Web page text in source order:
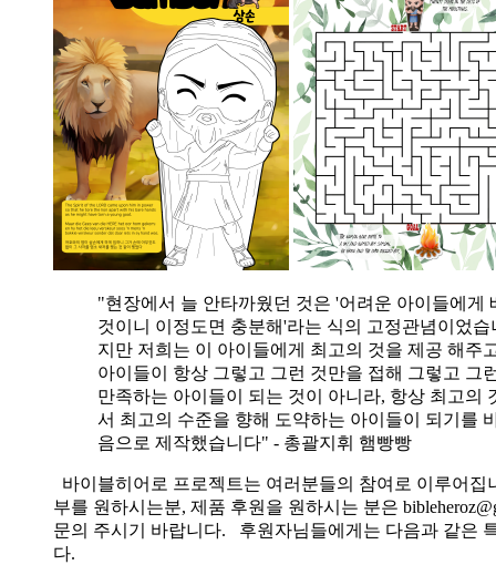
"현장에서 늘 안타까웠던 것은 '어려운 아이들에게
것이니 이정도면 충분해'라는 식의 고정관념이었습
지만 저희는 이 아이들에게 최고의 것을 제공 해주
아이들이 항상 그렇고 그런 것만을 접해 그렇고 그
만족하는 아이들이 되는 것이 아니라, 항상 최고의
서 최고의 수준을 향해 도약하는 아이들이 되기를
음으로 제작했습니다" - 총괄지휘 햄빵빵
바이블히어로 프로젝트는 여러분들의 참여로 이루어집
부를 원하시는분, 제품 후원을 원하시는 분은
문의 주시기 바랍니다. 후원자님들에게는 다음과 같은
다.